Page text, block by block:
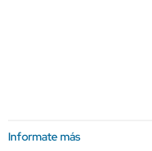
Informate más